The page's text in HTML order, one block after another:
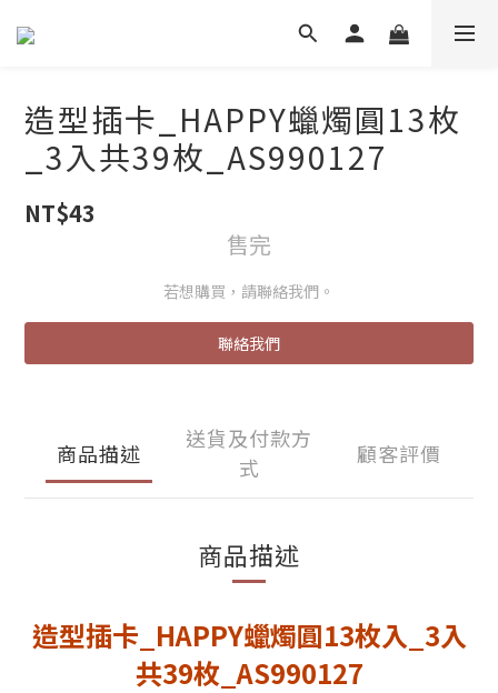
造型插卡_HAPPY蠟燭圓13枚
_3入共39枚_AS990127
NT$43
售完
若想購買，請聯絡我們。
聯絡我們
商品描述
送貨及付款方
式
顧客評價
商品描述
造型插卡_HAPPY蠟燭圓13枚入_3入
共39枚_AS990127